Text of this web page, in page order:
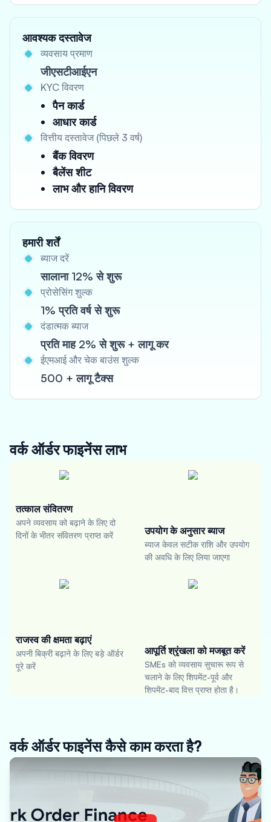
आवश्यक दस्तावेज
व्यवसाय प्रमाण
जीएसटीआईएन
KYC विवरण
पैन कार्ड
आधार कार्ड
वित्तीय दस्तावेज (पिछले 3 वर्ष)
बैंक विवरण
बैलेंस शीट
लाभ और हानि विवरण
हमारी शर्तें
ब्याज दरें
सालाना 12% से शुरू
प्रोसेसिंग शुल्क
1% प्रति वर्ष से शुरू
दंडात्मक ब्याज
प्रति माह 2% से शुरू + लागू कर
ईएमआई और चेक बाउंस शुल्क
500 + लागू टैक्स
वर्क ऑर्डर फाइनेंसलाभ
तत्काल संवितरण
अपने व्यवसाय को बढ़ाने के लिए दो
दिनों के भीतर संवितरण प्राप्त करें
उपयोग के अनुसार ब्याज
ब्याज केवल सटीक राशि और उपयोग
की अवधि के लिए लिया जाएगा
राजस्व की क्षमता बढ़ाएं
अपनी बिक्री बढ़ाने के लिए बड़े ऑर्डर
पूरे करें
आपूर्ति श्रृंखला को मजबूत करें
SMEs को व्यवसाय सुचारू रूप से
चलाने के लिए शिपमेंट-पूर्व और
शिपमेंट-बाद वित्त प्राप्त होता है।
वर्क ऑर्डर फाइनेंस कैसे काम करता है?